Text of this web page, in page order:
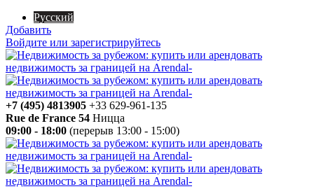
Русский
Добавить
Войдите или зарегистрируйтесь
+7 (495) 4813905 +33 629-961-135
Rue de France 54 Ницца
09:00 - 18:00 (перерыв 13:00 - 15:00)